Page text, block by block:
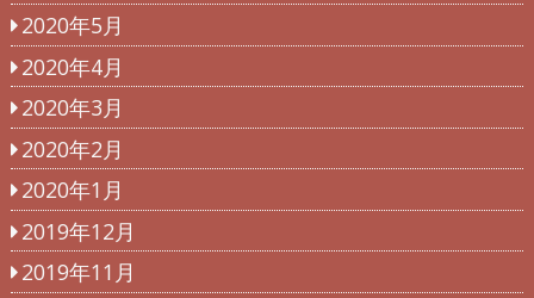
2020年5月
2020年4月
2020年3月
2020年2月
2020年1月
2019年12月
2019年11月